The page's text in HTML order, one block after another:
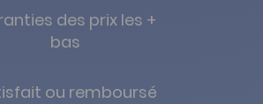
des prix les +
bas
ou remboursé